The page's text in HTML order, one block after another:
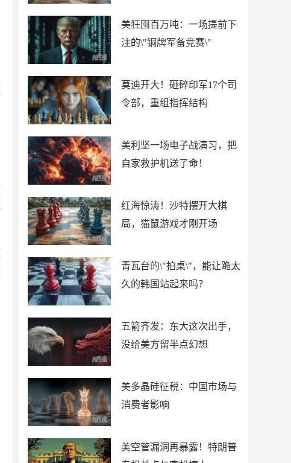
美狂囤百万吨：一场提前下
注的\"铜牌军备竞赛\"
莫迪开大！砸碎印军17个司
令部，重组指挥结构
美利坚一场电子战演习，把
自家救护机送了命！
红海惊涛！沙特摆开大棋
局，猫鼠游戏才刚开场
青瓦台的\"拍桌\"，能让跪太
久的韩国站起来吗？
五箭齐发：东大这次出手，
没给美方留半点幻想
美多晶硅征税：中国市场与
消费者影响
美空管漏洞再暴露！特朗普